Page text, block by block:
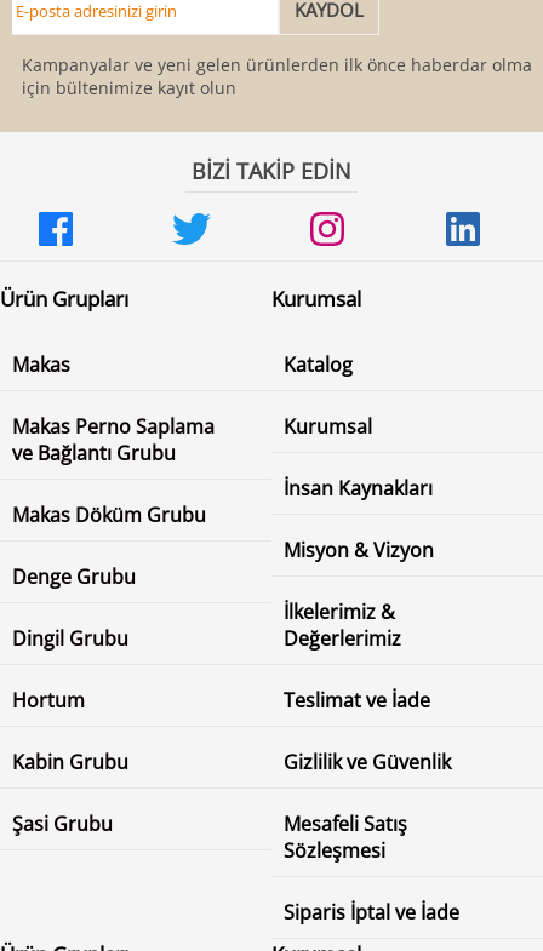
Kampanyalar ve yeni gelen ürünlerden ilk önce haberdar olmak
için bültenimize kayıt olun
BİZİ TAKİP EDİN
Ürün Grupları
Makas
Makas Perno Saplama
ve Bağlantı Grubu
Makas Döküm Grubu
Denge Grubu
Dingil Grubu
Hortum
Kabin Grubu
Şasi Grubu
Kurumsal
Katalog
Kurumsal
İnsan Kaynakları
Misyon & Vizyon
İlkelerimiz &
Değerlerimiz
Teslimat ve İade
Gizlilik ve Güvenlik
Mesafeli Satış
Sözleşmesi
Siparis İptal ve İade